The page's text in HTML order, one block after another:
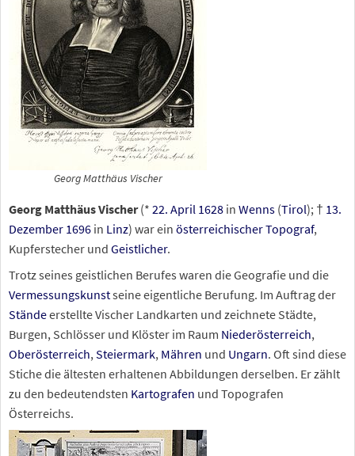
Georg Matthäus Vischer
Georg Matthäus Vischer(* 22. April 1628 in Wenns (Tirol); † 13.
Dezember 1696 in Linz) war ein österreichischerTopograf,
Kupferstecher und Geistlicher.
Trotz seines geistlichen Berufes waren die Geografie und die
Vermessungskunstseine eigentliche Berufung. Im Auftrag der
Ständeerstellte Vischer Landkarten und zeichnete Städte,
Burgen, Schlösser und Klöster im Raum Niederösterreich,
Oberösterreich,Steiermark, Mähren und Ungarn. Oft sind diese
Stiche die ältesten erhaltenen Abbildungen derselben. Er zählt
zu den bedeutendsten Kartografen und Topografen
Österreichs.